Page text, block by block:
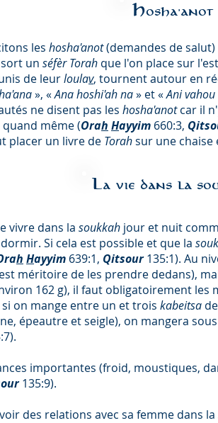
Hosha'anot
les hosha'anot(demandes de
un séfèr Torah que l'on place sur
de leurloulav, tournent autour en
», «Ana hoshi'ah na» et «Ani
ne disent pas les hosha'anotcar il
même (Orah Hayyim 660:3,
placer un livre de Torahsur une
La vie dans la
vivre dans la soukkah jour et nuit
Si cela est possible et que la
h Hayyim 639:1, Qitsour135:1). Au
méritoire de les prendre dedans),
162 g), il faut obligatoirement les
si on mange entre un et trois kabeitsa
épeautre et seigle), on mangera
importantes (froid, moustiques,
135:9).
des relations avec sa femme dans la